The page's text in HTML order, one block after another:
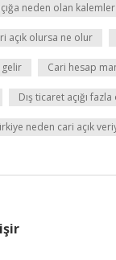
neden olan
açık olursa ne olur
gelir Cari hesap
Dış ticaret açığı
neden cari açık